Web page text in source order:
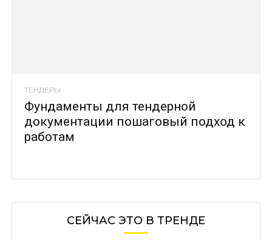
ТЕНДЕРЫ
Фундаменты для тендерной
документации пошаговый подход к
работам
СЕЙЧАС ЭТО В ТРЕНДЕ